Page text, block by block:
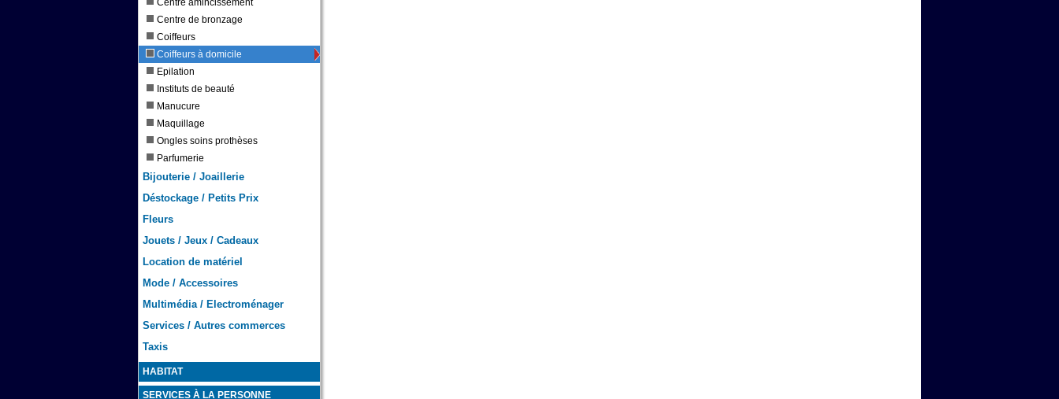
Centre amincissement
Centre de bronzage
Coiffeurs
Coiffeurs à domicile
Epilation
Instituts de beauté
Manucure
Maquillage
Ongles soins prothèses
Parfumerie
Bijouterie / Joaillerie
Déstockage / Petits Prix
Fleurs
Jouets / Jeux / Cadeaux
Location de matériel
Mode / Accessoires
Multimédia / Electroménager
Services / Autres commerces
Taxis
HABITAT
SERVICES À LA PERSONNE